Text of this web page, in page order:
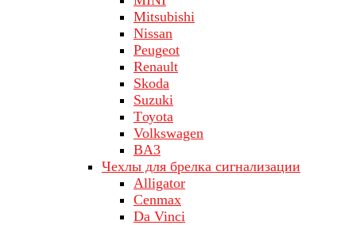
Mitsubishi
Nissan
Peugeot
Renault
Skoda
Suzuki
Tоуоta
Volkswagen
ВA3
Чехлы для брелка сигнализации
Alligator
Cenmax
Da Vinci